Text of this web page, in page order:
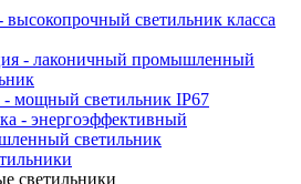
высокопрочный светильник класса
- лаконичный промышленный
- мощный светильник IP67
- энергоэффективный
светильник
светильники